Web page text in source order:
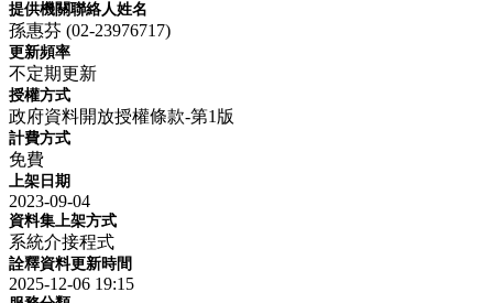
提供機關聯絡人姓名
孫惠芬 (02-23976717)
更新頻率
不定期更新
授權方式
政府資料開放授權條款-第1版
計費方式
免費
上架日期
2023-09-04
資料集上架方式
系統介接程式
詮釋資料更新時間
2025-12-06 19:15